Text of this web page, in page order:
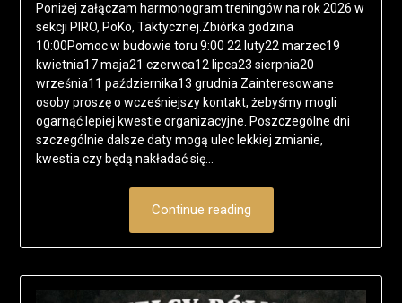
Poniżej załączam harmonogram treningów na rok 2026 w
sekcji PIRO, PoKo, Taktycznej.Zbiórka godzina
10:00Pomoc w budowie toru 9:00 22 luty22 marzec19
kwietnia17 maja21 czerwca12 lipca23 sierpnia20
września11 października13 grudnia Zainteresowane
osoby proszę o wcześniejszy kontakt, żebyśmy mogli
ogarnąć lepiej kwestie organizacyjne. Poszczególne dni
szczególnie dalsze daty mogą ulec lekkiej zmianie,
kwestia czy będą nakładać się…
Continue reading